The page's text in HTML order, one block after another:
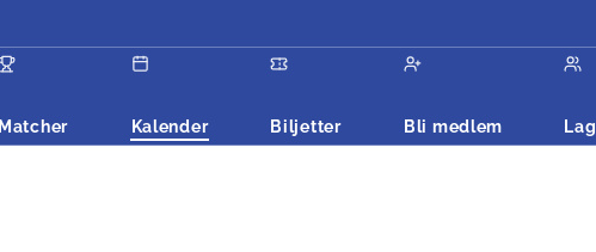
Matcher Kalender Biljetter Bli medlem Lag